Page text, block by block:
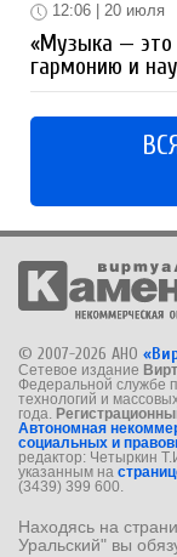
12:06 | 20 июля
«Музыка — это
гармонию и
© 2007-2026 АНО
Сетевое издание
Федеральной службе
технологий и
года.
Автономная
социальных и
редактор: Четыркин
указанным на
(3439) 399 600.
Находясь на
Уральский" вы